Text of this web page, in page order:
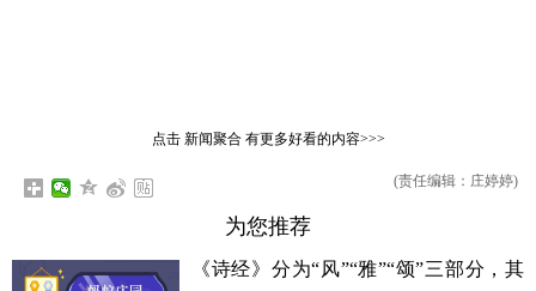
点击 新闻聚合有更多好看的内容>>>
(责任编辑：庄婷婷)
为您推荐
《诗经》分为“风”“雅”“颂”三部分，其